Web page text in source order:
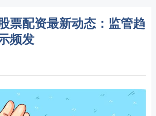
票配资最新动态：监管趋
频发